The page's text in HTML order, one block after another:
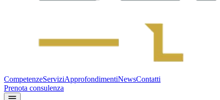
CompetenzeServiziApprofondimentiNewsContatti
Prenota consulenza